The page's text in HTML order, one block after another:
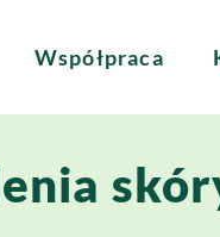
Współpraca